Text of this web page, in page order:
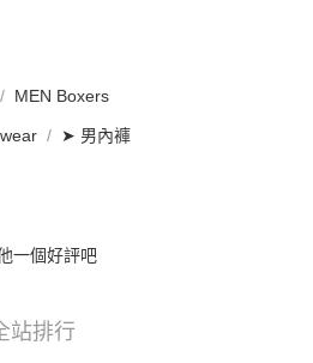
MEN Boxers
➤ 男內褲
一個好評吧
站排行